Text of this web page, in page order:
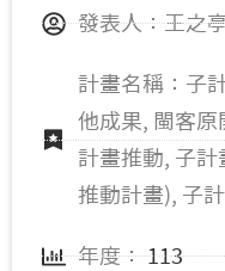
發表人：王之
計畫名稱：子
他成果, 閩客原
計畫推動, 子計
推動計畫), 子
年度： 113